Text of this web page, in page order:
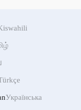
Українська